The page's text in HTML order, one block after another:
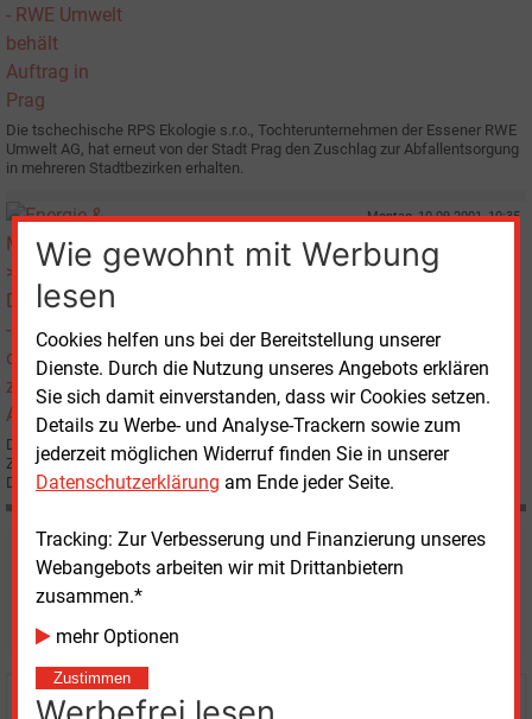
Wie gewohnt mit Werbung
lesen
Cookies helfen uns bei der Bereitstellung unserer
Dienste. Durch die Nutzung unseres Angebots erklären
Sie sich damit einverstanden, dass wir Cookies setzen.
Details zu Werbe- und Analyse-Trackern sowie zum
jederzeit möglichen Widerruf finden Sie in unserer
Datenschutzerklärung am Ende jeder Seite.
Tracking: Zur Verbesserung und Finanzierung unseres
Webangebots arbeiten wir mit Drittanbietern
zusammen.*
mehr Optionen
Zustimmen
Die tschechische RPS Ekologie s.r.o., Tochterunternehmen der Essener RWE
Umwelt AG, hat erneut von der Stadt Prag den Zuschlag zur Abfallentsorgung
in mehreren Stadtbezirken erhalten.
Montag, 10.09.2001, 10:35
DIENSTLEISTUNGEN
GEW auf dem Sprung zum Allrounder
Der ehemals städtische Versorger GEW Köln AG wird durch die
Zusammenführung mit der RWE AG in Essen zur GEW Rheinland sein
Dienstleistungsangebot erweitern.
Möchten Sie diese und
weitere Nachrichten lesen?